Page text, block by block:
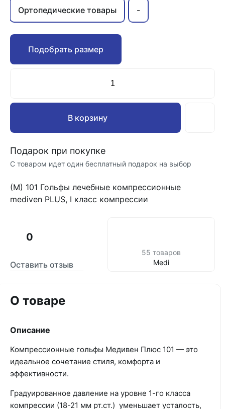
Ортопедические товары -
Подобрать размер
В корзину
Подарок при покупке
С товаром идет один бесплатный подарок на выбор
(М) 101 Гольфы лечебные компрессионные
mediven PLUS, I класс компрессии
0
Оставить отзыв
55 товаров
Medi
О товаре
Описание
Компрессионные гольфы Медивен Плюс 101 — это
идеальное сочетание стиля, комфорта и
эффективности.
Градуированное давление на уровне 1-го класса
компрессии (18-21 мм рт.ст.) уменьшает усталость,